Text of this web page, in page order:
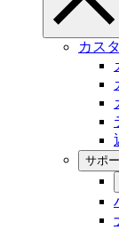
カス
サポ